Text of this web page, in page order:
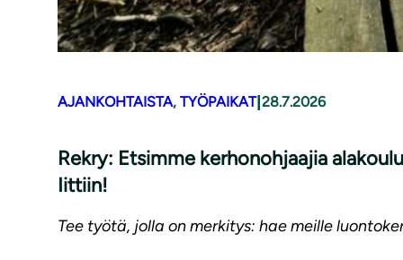
AJANKOHTAISTA, TYÖPAIKAT|28.7.2026
Rekry: Etsimme kerhonohjaajia
Iittiin!
Tee työtä, jolla on merkitys: hae meille